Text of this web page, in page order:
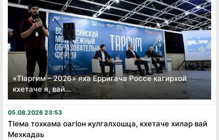
«Тӏаргим – 2026» яха Ерригача Россе кагирхой
кхетаче я, вай...
05.08.2026 23:53
Тӏема тохкама оагӏон кулгалхошца, кхетаче хилар вай
Мехкадаь